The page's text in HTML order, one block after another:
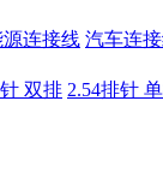
源连接线 汽车连
双排 2.54排针